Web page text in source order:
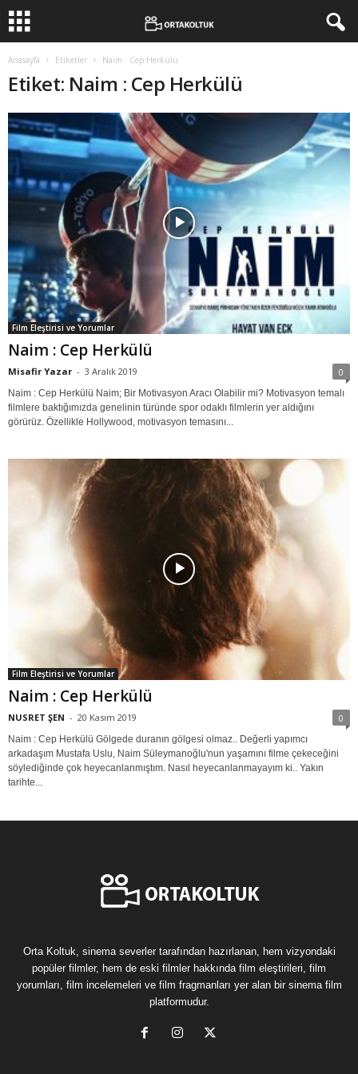
Anasayfa Etiketler Naim : Cep Herkülü
Etiket: Naim : Cep Herkülü
Film Eleştirisi ve Yorumlar
Naim : Cep Herkülü
Misafir Yazar - 3 Aralık 2019 0
Naim : Cep Herkülü Naim; Bir Motivasyon Aracı Olabilir mi? Motivasyon temalı
filmlere baktığımızda genelinin türünde spor odaklı filmlerin yer aldığını
görürüz. Özellikle Hollywood, motivasyon temasını...
Film Eleştirisi ve Yorumlar
Naim : Cep Herkülü
NUSRET ŞEN - 20 Kasım 2019 0
Naim : Cep Herkülü Gölgede duranın gölgesi olmaz.. Değerli yapımcı
arkadaşım Mustafa Uslu, Naim Süleymanoğlu'nun yaşamını filme çekeceğini
söylediğinde çok heyecanlanmıştım. Nasıl heyecanlanmayayım ki.. Yakın
tarihte...
Orta Koltuk, sinema severler tarafından hazırlanan, hem vizyondaki
popüler filmler, hem de eski filmler hakkında film eleştirileri, film
yorumları, film incelemeleri ve film fragmanları yer alan bir sinema film
platformudur.